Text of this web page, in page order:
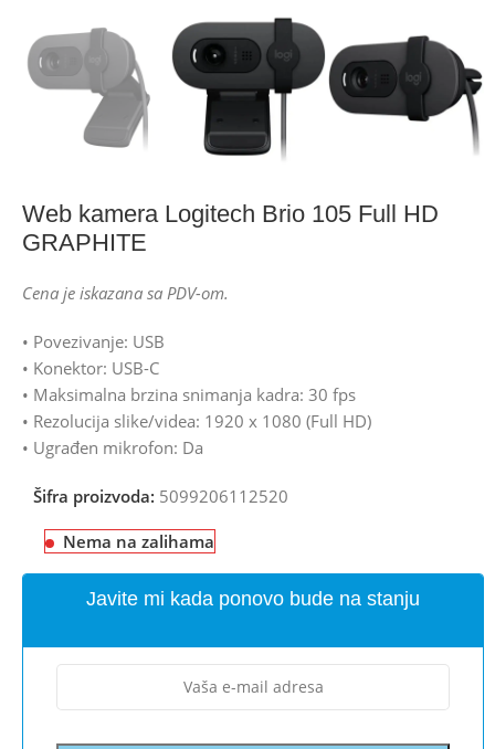
Web kamera Logitech Brio 105 Full HD
GRAPHITE
Cena je iskazana sa PDV-om.
• Povezivanje: USB
• Konektor: USB-C
• Maksimalna brzina snimanja kadra: 30 fps
• Rezolucija slike/videa: 1920 x 1080 (Full HD)
• Ugrađen mikrofon: Da
Šifra proizvoda: 5099206112520
Nema na zalihama
Javite mi kada ponovo bude na stanju